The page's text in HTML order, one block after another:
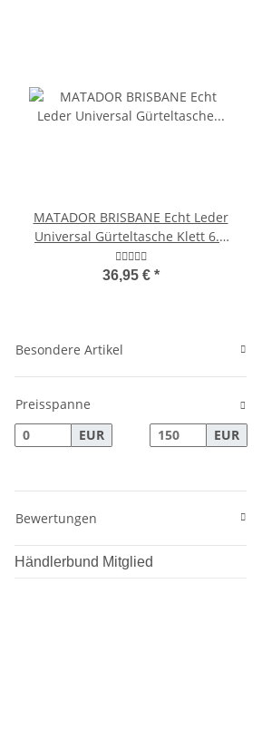
MATADOR BRISBANE Echt Leder
Universal Gürteltasche Klett 6.9
Zoll
36,95 € *
Besondere Artikel
Preisspanne
EUR
EUR
Bewertungen
Händlerbund Mitglied